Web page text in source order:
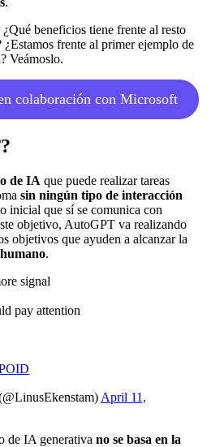
beneficios tiene frente al resto
frente al primer ejemplo de
Veámoslo.
colaboración con Microsoft
de IA que puede realizar tareas
sin ningún tipo de interacción
inicial que sí se comunica con
objetivo, AutoGPT va realizando
objetivos que ayuden a alcanzar la
.
signal
pay attention
April 11,
de IA generativa no se basa en la